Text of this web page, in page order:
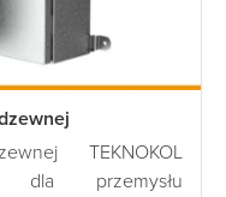
TEKNOKOL
dla przemysłu